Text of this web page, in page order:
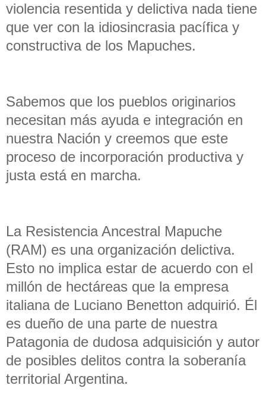
violencia resentida y delictiva nada tiene
que ver con la idiosincrasia pacífica y
constructiva de los Mapuches.
Sabemos que los pueblos originarios
necesitan más ayuda e integración en
nuestra Nación y creemos que este
proceso de incorporación productiva y
justa está en marcha.
La Resistencia Ancestral Mapuche
(RAM) es una organización delictiva.
Esto no implica estar de acuerdo con el
millón de hectáreas que la empresa
italiana de Luciano Benetton adquirió. Él
es dueño de una parte de nuestra
Patagonia de dudosa adquisición y autor
de posibles delitos contra la soberanía
territorial Argentina.